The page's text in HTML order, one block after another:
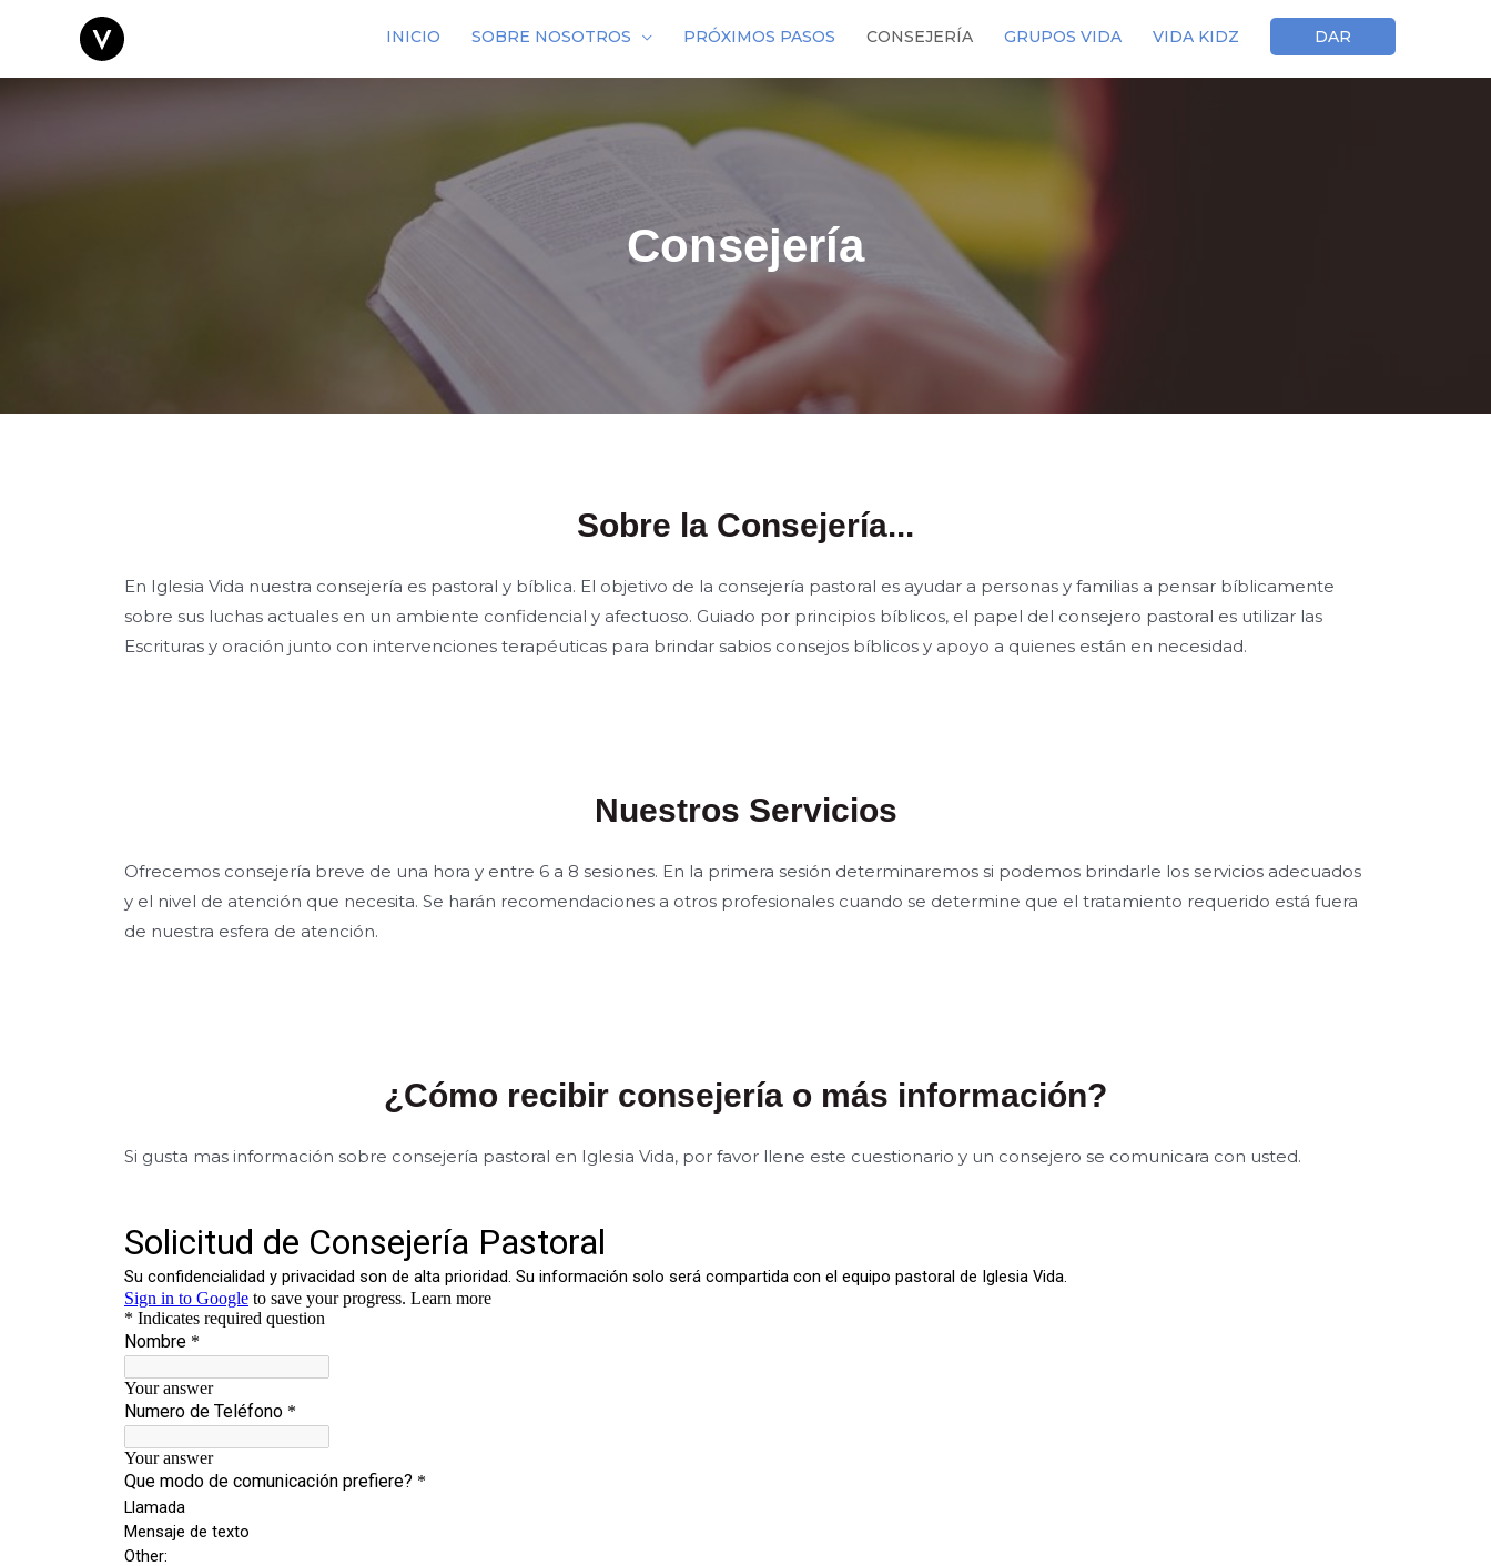
INICIO SOBRE NOSOTROS PRÓXIMOS PASOS CONSEJERÍA GRUPOS VIDA VIDA KIDZ DAR
Consejería
Sobre la Consejería...
En Iglesia Vida nuestra consejería es pastoral y bíblica. El objetivo de la consejería pastoral es ayudar a personas y familias a pensar bíblicamente
sobre sus luchas actuales en un ambiente confidencial y afectuoso. Guiado por principios bíblicos, el papel del consejero pastoral es utilizar las
Escrituras y oración junto con intervenciones terapéuticas para brindar sabios consejos bíblicos y apoyo a quienes están en necesidad.
Nuestros Servicios
Ofrecemos consejería breve de una hora y entre 6 a 8 sesiones. En la primera sesión determinaremos si podemos brindarle los servicios adecuados
y el nivel de atención que necesita. Se harán recomendaciones a otros profesionales cuando se determine que el tratamiento requerido está fuera
de nuestra esfera de atención.
¿Cómo recibir consejería o más información?
Si gusta mas información sobre consejería pastoral en Iglesia Vida, por favor llene este cuestionario y un consejero se comunicara con usted.